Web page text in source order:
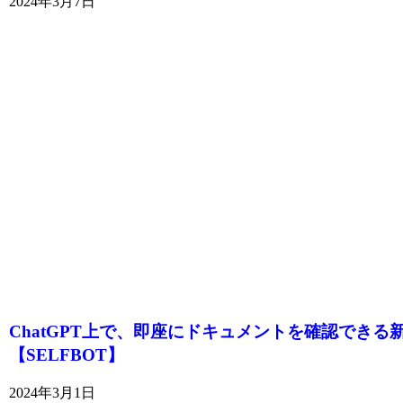
ChatGPT上で、即座にドキュメントを確認できる
【SELFBOT】
2024年3月1日